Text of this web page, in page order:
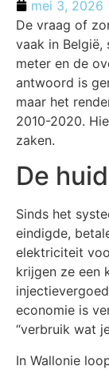
mei 3, 2026
De vraag of
vaak in
meter en de
antwoord is
maar het
2010-2020.
zaken.
De
Sinds het
eindigde,
elektriciteit
krijgen ze een
economie is
“verbruik wat
In Wallonie